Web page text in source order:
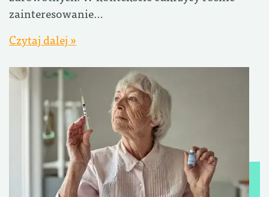
zainteresowanie…
Czytaj dalej »